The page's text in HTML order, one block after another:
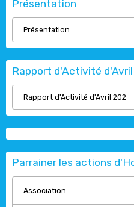
Présentation
Présentation
Rapport d'Activité
Rapport d'Activité d'Avril 202
Parrainer les actions
Association